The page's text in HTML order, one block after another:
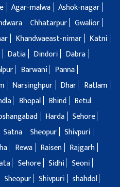
Agar-malwa Ashok-nagar
Chhatarpur Gwalior
Khandwaeast-nimar
Katni
Datia Dindori
Dabra
Barwani
Panna
Narsinghpur Dhar
Ratlam
Bhopal Bhind
Betul
Harda Sehore
Satna Sheopur Shivpuri
Rewa Raisen
Rajgarh
Sehore Sidhi Seoni
Sheopur Shivpuri shahdol